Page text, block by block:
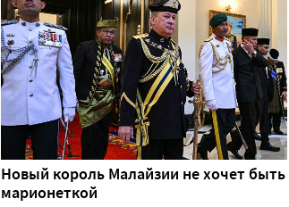
Новый король Малайзии не хочет быть
марионеткой